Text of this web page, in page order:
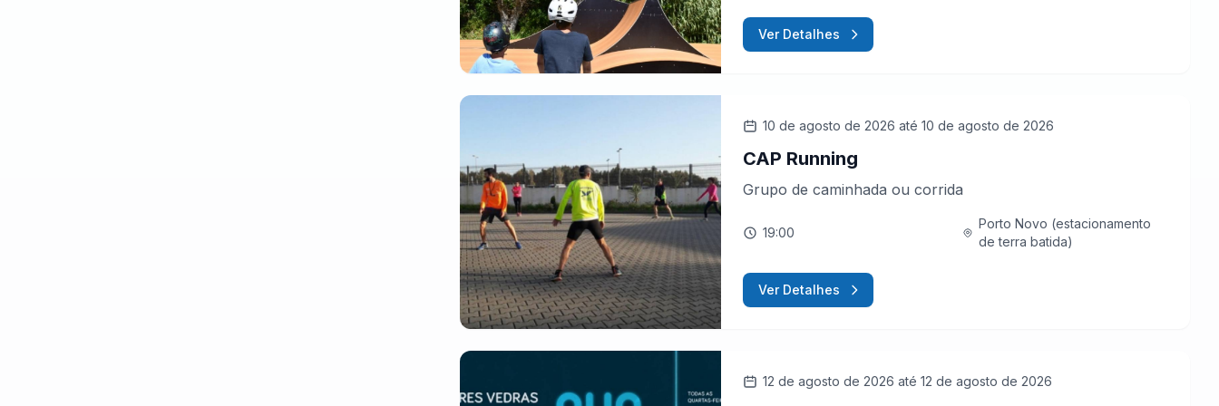
Ver Detalhes
10 de agosto de 2026 até 10 de agosto de 2026
CAP Running
Grupo de caminhada ou corrida
19:00
Porto Novo (estacionamento
de terra batida)
Ver Detalhes
12 de agosto de 2026 até 12 de agosto de 2026